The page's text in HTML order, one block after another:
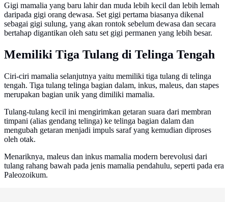
Gigi mamalia yang baru lahir dan muda lebih kecil dan lebih lemah
daripada gigi orang dewasa. Set gigi pertama biasanya dikenal
sebagai gigi sulung, yang akan rontok sebelum dewasa dan secara
bertahap digantikan oleh satu set gigi permanen yang lebih besar.
Memiliki Tiga Tulang di Telinga Tengah
Ciri-ciri mamalia selanjutnya yaitu memiliki tiga tulang di telinga
tengah. Tiga tulang telinga bagian dalam, inkus, maleus, dan stapes
merupakan bagian unik yang dimiliki mamalia.
Tulang-tulang kecil ini mengirimkan getaran suara dari membran
timpani (alias gendang telinga) ke telinga bagian dalam dan
mengubah getaran menjadi impuls saraf yang kemudian diproses
oleh otak.
Menariknya, maleus dan inkus mamalia modern berevolusi dari
tulang rahang bawah pada jenis mamalia pendahulu, seperti pada era
Paleozoikum.